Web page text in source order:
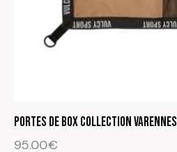
PORTES DE BOX Collection Varennes
95.00€